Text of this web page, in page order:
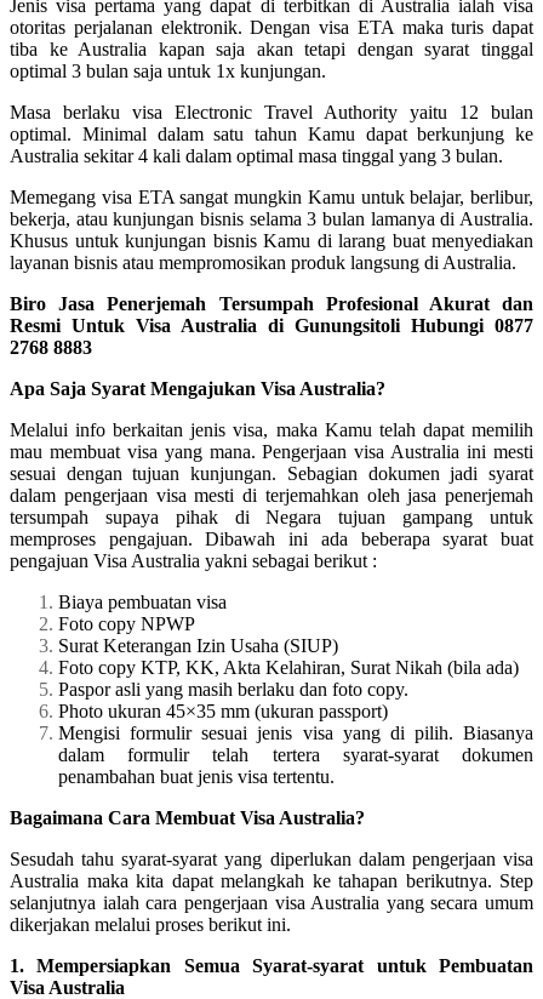
Jenis visa pertama yang dapat di terbitkan di Australia ialah visa
otoritas perjalanan elektronik. Dengan visa ETA maka turis dapat
tiba ke Australia kapan saja akan tetapi dengan syarat tinggal
optimal 3 bulan saja untuk 1x kunjungan.
Masa berlaku visa Electronic Travel Authority yaitu 12 bulan
optimal. Minimal dalam satu tahun Kamu dapat berkunjung ke
Australia sekitar 4 kali dalam optimal masa tinggal yang 3 bulan.
Memegang visa ETA sangat mungkin Kamu untuk belajar, berlibur,
bekerja, atau kunjungan bisnis selama 3 bulan lamanya di Australia.
Khusus untuk kunjungan bisnis Kamu di larang buat menyediakan
layanan bisnis atau mempromosikan produk langsung di Australia.
Biro Jasa Penerjemah Tersumpah Profesional Akurat dan
Resmi Untuk Visa Australia di Gunungsitoli Hubungi 0877
2768 8883
Apa Saja Syarat Mengajukan Visa Australia?
Melalui info berkaitan jenis visa, maka Kamu telah dapat memilih
mau membuat visa yang mana. Pengerjaan visa Australia ini mesti
sesuai dengan tujuan kunjungan. Sebagian dokumen jadi syarat
dalam pengerjaan visa mesti di terjemahkan oleh jasa penerjemah
tersumpah supaya pihak di Negara tujuan gampang untuk
memproses pengajuan. Dibawah ini ada beberapa syarat buat
pengajuan Visa Australia yakni sebagai berikut :
Biaya pembuatan visa
Foto copy NPWP
Surat Keterangan Izin Usaha (SIUP)
Foto copy KTP, KK, Akta Kelahiran, Surat Nikah (bila ada)
Paspor asli yang masih berlaku dan foto copy.
Photo ukuran 45×35 mm (ukuran passport)
Mengisi formulir sesuai jenis visa yang di pilih. Biasanya
dalam formulir telah tertera syarat-syarat dokumen
penambahan buat jenis visa tertentu.
Bagaimana Cara Membuat Visa Australia?
Sesudah tahu syarat-syarat yang diperlukan dalam pengerjaan visa
Australia maka kita dapat melangkah ke tahapan berikutnya. Step
selanjutnya ialah cara pengerjaan visa Australia yang secara umum
dikerjakan melalui proses berikut ini.
1. Mempersiapkan Semua Syarat-syarat untuk Pembuatan
Visa Australia